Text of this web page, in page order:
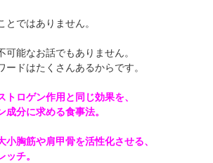
とではありません。
可能なお話でもありません。
ードはたくさんあるからです。
トロゲン作用と同じ効果を、
成分に求める食事法。
小胸筋や肩甲骨を活性化させる、
ッチ。